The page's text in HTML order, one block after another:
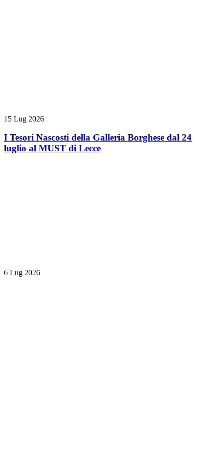
15 Lug 2026
I Tesori Nascosti della Galleria Borghese dal 24
luglio al MUST di Lecce
6 Lug 2026